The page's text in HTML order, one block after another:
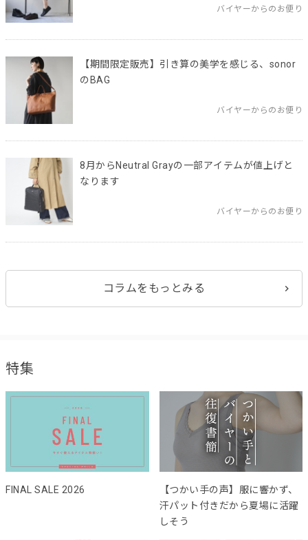
バイヤーからのお便り
【期間限定販売】引き算の美学を感じる、sonor
のBAG
バイヤーからのお便り
8月からNeutral Grayの一部アイテムが値上げと
なります
バイヤーからのお便り
コラムをもっとみる
特集
FINAL SALE 2026
【つかい手の声】服に響かず、
汗パット付きだから夏場に活躍
しそう